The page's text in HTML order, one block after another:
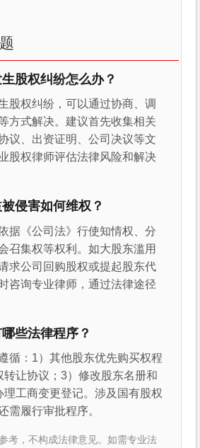
股权纠纷怎么办？
股权纠纷，可以通过协商、调
方式解决。建议首先收集相关
议、出资证明、公司决议等文
股权律师评估法律风险和解决
侵害如何维权？
据《公司法》行使知情权、分
召集权等权利。如大股东滥用
求公司回购股权或提起股东代
咨询专业律师，通过法律途径
些法律程序？
循：1）其他股东优先购买权程
转让协议；3）修改股东名册和
理工商变更登记。涉及国有股权
需履行审批程序。
考，不构成法律意见。如需专业法